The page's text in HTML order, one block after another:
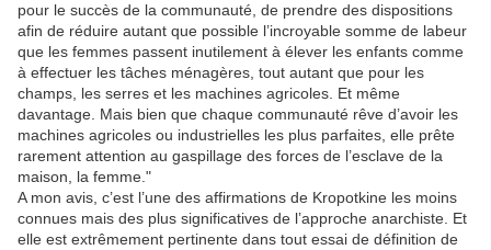
pour le succès de la communauté, de prendre des dispositions
afin de réduire autant que possible l’incroyable somme de labeur
que les femmes passent inutilement à élever les enfants comme
à effectuer les tâches ménagères, tout autant que pour les
champs, les serres et les machines agricoles. Et même
davantage. Mais bien que chaque communauté rêve d’avoir les
machines agricoles ou industrielles les plus parfaites, elle prête
rarement attention au gaspillage des forces de l’esclave de la
maison, la femme."
A mon avis, c’est l’une des affirmations de Kropotkine les moins
connues mais des plus significatives de l’approche anarchiste. Et
elle est extrêmement pertinente dans tout essai de définition de